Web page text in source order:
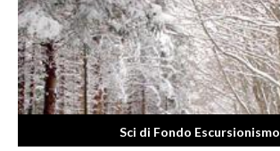
Sci di Fondo Escursionismo